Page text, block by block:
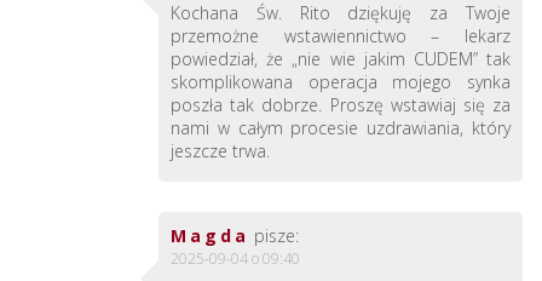
Kochana Św. Rito dziękuję za Twoje
przemożne wstawiennictwo – lekarz
powiedział, że „nie wie jakim CUDEM” tak
skomplikowana operacja mojego synka
poszła tak dobrze. Proszę wstawiaj się za
nami w całym procesie uzdrawiania, który
jeszcze trwa.
Magda pisze:
2025-09-04 o 09:40